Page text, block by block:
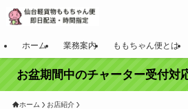
ホーム 業務案内 ももちゃん便とは
お盆期間中のチャーター受付対
ホーム お店紹介